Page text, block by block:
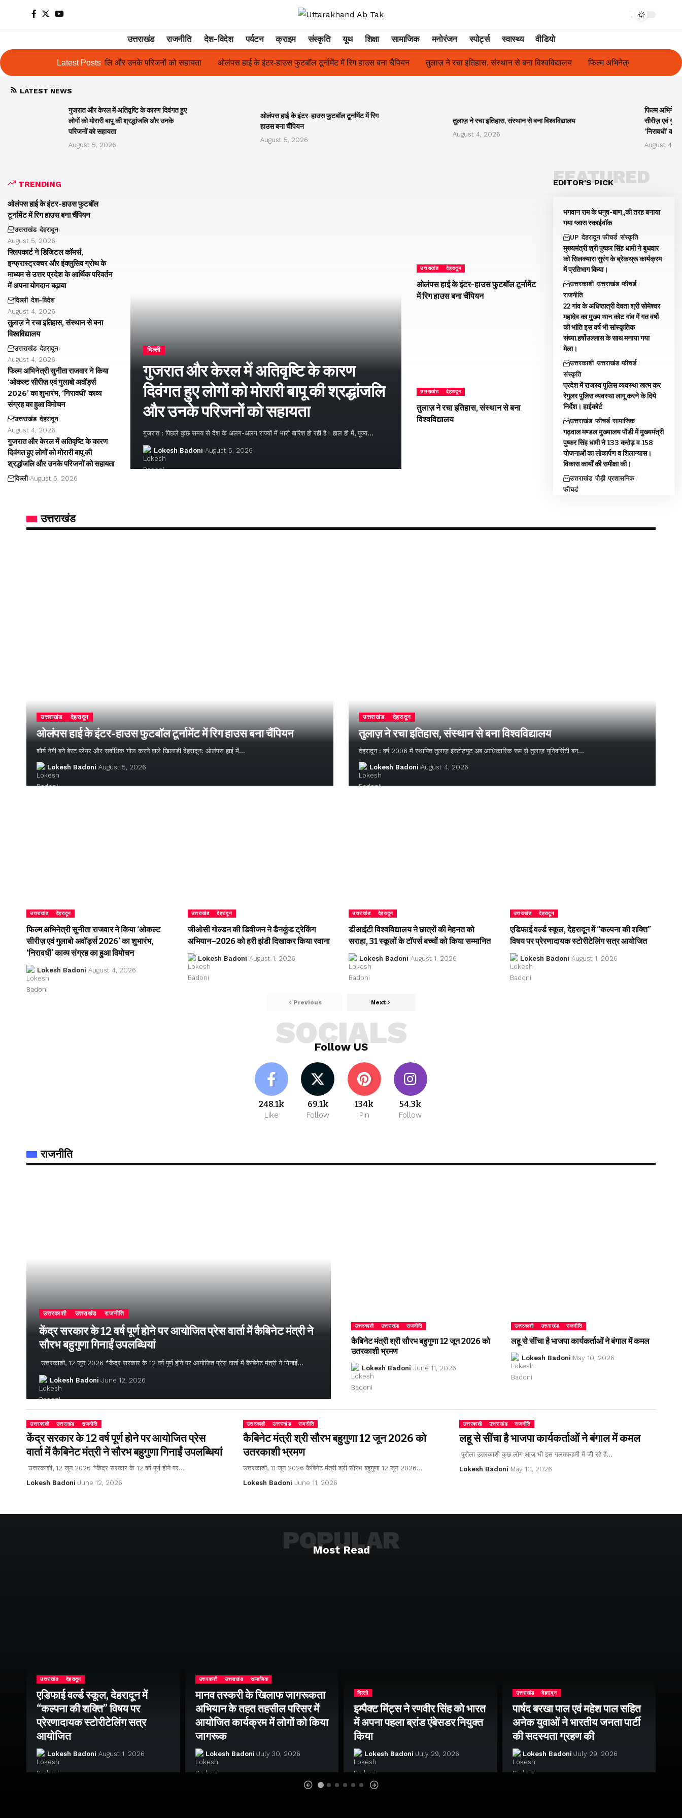
उत्तराखंड राजनीति देश-विदेश पर्यटन क्राइम संस्कृति यूथ शिक्षा सामाजिक मनोरंजन स्पोर्ट्स स्वास्थ्य वीडियो
Latest Posts
बापू की श्रद्धांजलि और उनके परिजनों को सहायता ओलंपस हाई के इंटर-हाउस फुटबॉल टूर्नामेंट में रिग हाउस बना चैंपियन तुलाज़ ने रचा इतिहास, संस्थान से बना विश्वविद्यालय फिल्म अभिनेत्री सुनीता राजवार ने किया ‘ओकल्ट
LATEST NEWS
गुजरात और केरल में अतिवृष्टि के कारण दिवंगत हुए
लोगों को मोरारी बापू की श्रद्धांजलि और उनके
परिजनों को सहायता
August 5, 2026
ओलंपस हाई के इंटर-हाउस फुटबॉल टूर्नामेंट में रिग
हाउस बना चैंपियन
August 5, 2026
तुलाज़ ने रचा इतिहास, संस्थान से बना विश्वविद्यालय
August 4, 2026
फिल्म
सीरीज़ एवं
‘निरावधी’
August 4,
TRENDING
ओलंपस हाई के इंटर-हाउस फुटबॉल
टूर्नामेंट में रिग हाउस बना चैंपियन
उत्तराखंड देहरादून
August 5, 2026
फ्लिपकार्ट ने डिजिटल कॉमर्स,
इन्फ्रास्ट्रक्चर और इंक्लुसिव ग्रोथ के
माध्यम से उत्तर प्रदेश के आर्थिक परिवर्तन
में अपना योगदान बढ़ाया
दिल्ली देश-विदेश
August 4, 2026
तुलाज़ ने रचा इतिहास, संस्थान से बना
विश्वविद्यालय
उत्तराखंड देहरादून
August 4, 2026
फिल्म अभिनेत्री सुनीता राजवार ने किया
‘ओकल्ट सीरीज़ एवं गुलाबो अवॉर्ड्स
2026’ का शुभारंभ, ‘निरावधी’ काव्य
संग्रह का हुआ विमोचन
उत्तराखंड देहरादून
August 4, 2026
गुजरात और केरल में अतिवृष्टि के कारण
दिवंगत हुए लोगों को मोरारी बापू की
श्रद्धांजलि और उनके परिजनों को सहायता
दिल्ली August 5, 2026
दिल्ली
गुजरात और केरल में अतिवृष्टि के कारण
दिवंगत हुए लोगों को मोरारी बापू की श्रद्धांजलि
और उनके परिजनों को सहायता
गुजरात : पिछले कुछ समय से देश के अलग-अलग राज्यों में भारी बारिश हो रही है। हाल ही में, पूज्य…
Lokesh Badoni August 5, 2026
उत्तराखंड देहरादून
ओलंपस हाई के इंटर-हाउस फुटबॉल टूर्नामेंट
में रिग हाउस बना चैंपियन
उत्तराखंड देहरादून
तुलाज़ ने रचा इतिहास, संस्थान से बना
विश्वविद्यालय
EDITOR'S PICK
FEATURED
भगवान राम के धनुष-बाण,,की तरह बनाया
गया ग्लास स्काईवाॅक
UP देहरादून फीचर्ड संस्कृति
मुख्यमंत्री श्री पुष्कर सिंह धामी ने बुधवार
को सिलक्यारा सुरंग के ब्रेकथ्रू कार्यक्रम
में प्रतिभाग किया।
उत्तरकाशी उत्तराखंड फीचर्ड
राजनीति
22 गांव के अधिष्ठात्री देवता श्री सोमेश्वर
महादेव का मुख्य थान कोट गांव में गत वर्षो
की भांति इस वर्ष भी सांस्कृतिक
संध्या.हर्षोउल्लास के साथ मनाया गया
मेला।
उत्तरकाशी उत्तराखंड फीचर्ड
संस्कृति
प्रदेश में राजस्व पुलिस व्यवस्था खत्म कर
रेगुलर पुलिस व्यवस्था लागू करने के दिये
निर्देश। हाईकोर्ट
उत्तराखंड फीचर्ड सामाजिक
गढ़वाल मण्डल मुख्यालय पौडी में मुख्यमंत्री
पुष्कर सिंह धामी ने 133 करोड़ व 158
योजनाओं का लोकार्पण व शिलान्यास।
विकास कार्यों की समीक्षा की।
उत्तराखंड पौड़ी प्रशासनिक
फीचर्ड
उत्तराखंड
उत्तराखंड देहरादून
ओलंपस हाई के इंटर-हाउस फुटबॉल टूर्नामेंट में रिग हाउस बना चैंपियन
शौर्य नेगी बने बेस्ट प्लेयर और सर्वाधिक गोल करने वाले खिलाड़ी देहरादून: ओलंपस हाई में…
Lokesh Badoni August 5, 2026
उत्तराखंड देहरादून
तुलाज़ ने रचा इतिहास, संस्थान से बना विश्वविद्यालय
देहरादून : वर्ष 2006 में स्थापित तुलाज़ इंस्टीट्यूट अब आधिकारिक रूप से तुलाज़ यूनिवर्सिटी बन…
Lokesh Badoni August 4, 2026
उत्तराखंड देहरादून
फिल्म अभिनेत्री सुनीता राजवार ने किया ‘ओकल्ट
सीरीज़ एवं गुलाबो अवॉर्ड्स 2026’ का शुभारंभ,
‘निरावधी’ काव्य संग्रह का हुआ विमोचन
Lokesh Badoni August 4, 2026
उत्तराखंड देहरादून
जीओसी गोल्डन की डिवीजन ने डैनकुंड ट्रेकिंग
अभियान–2026 को हरी झंडी दिखाकर किया रवाना
Lokesh Badoni August 1, 2026
उत्तराखंड देहरादून
डीआईटी विश्वविद्यालय ने छात्रों की मेहनत को
सराहा, 31 स्कूलों के टॉपर्स बच्चों को किया सम्मानित
Lokesh Badoni August 1, 2026
उत्तराखंड देहरादून
एडिफाई वर्ल्ड स्कूल, देहरादून में “कल्पना की शक्ति”
विषय पर प्रेरणादायक स्टोरीटेलिंग सत्र आयोजित
Lokesh Badoni August 1, 2026
Previous Next
Follow US
SOCIALS
248.1k
Like
69.1k
Follow
134k
Pin
54.3k
Follow
राजनीति
उत्तरकाशी उत्तराखंड राजनीति
केंद्र सरकार के 12 वर्ष पूर्ण होने पर आयोजित प्रेस वार्ता में कैबिनेट मंत्री ने
सौरभ बहुगुणा गिनाईं उपलब्धियां
उत्तरकाशी, 12 जून 2026 *केंद्र सरकार के 12 वर्ष पूर्ण होने पर आयोजित प्रेस वार्ता में कैबिनेट मंत्री ने गिनाईं…
Lokesh Badoni June 12, 2026
उत्तरकाशी उत्तराखंड राजनीति
कैबिनेट मंत्री श्री सौरभ बहुगुणा 12 जून 2026 को
उतरकाशी भ्रमण
Lokesh Badoni June 11, 2026
उत्तरकाशी उत्तराखंड राजनीति
लहू से सींचा है भाजपा कार्यकर्ताओं ने बंगाल में कमल
Lokesh Badoni May 10, 2026
उत्तरकाशी उत्तराखंड राजनीति
केंद्र सरकार के 12 वर्ष पूर्ण होने पर आयोजित प्रेस
वार्ता में कैबिनेट मंत्री ने सौरभ बहुगुणा गिनाईं उपलब्धियां
उत्तरकाशी, 12 जून 2026 *केंद्र सरकार के 12 वर्ष पूर्ण होने पर…
Lokesh Badoni June 12, 2026
उत्तरकाशी उत्तराखंड राजनीति
कैबिनेट मंत्री श्री सौरभ बहुगुणा 12 जून 2026 को
उतरकाशी भ्रमण
उत्तरकाशी, 11 जून 2026 कैबिनेट मंत्री श्री सौरभ बहुगुणा 12 जून 2026…
Lokesh Badoni June 11, 2026
उत्तरकाशी उत्तराखंड राजनीति
लहू से सींचा है भाजपा कार्यकर्ताओं ने बंगाल में कमल
पुरोला उतरकाशी कुछ लोग आज भी इस गलतफहमी में जी रहे हैं…
Lokesh Badoni May 10, 2026
Most Read
POPULAR
उत्तराखंड देहरादून
एडिफाई वर्ल्ड स्कूल, देहरादून में
“कल्पना की शक्ति” विषय पर
प्रेरणादायक स्टोरीटेलिंग सत्र
आयोजित
Lokesh Badoni August 1, 2026
उत्तरकाशी उत्तराखंड सामाजिक
मानव तस्करी के खिलाफ जागरूकता
अभियान के तहत तहसील परिसर में
आयोजित कार्यक्रम में लोगों को किया
जागरूक
Lokesh Badoni July 30, 2026
दिल्ली
इम्पैक्ट मिंट्स ने रणवीर सिंह को भारत
में अपना पहला ब्रांड एंबेसडर नियुक्त
किया
Lokesh Badoni July 29, 2026
उत्तराखंड देहरादून
पार्षद बरखा पाल एवं महेश पाल सहित
अनेक युवाओं ने भारतीय जनता पार्टी
की सदस्यता ग्रहण की
Lokesh Badoni July 29, 2026